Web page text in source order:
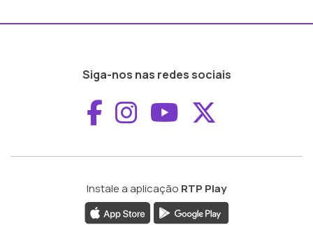
Siga-nos nas redes sociais
Aceder ao
Aceder ao
Aceder ao
Instale a aplicação RTP Play